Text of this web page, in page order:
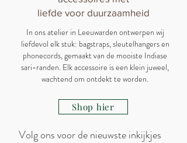
liefde voor duurzaamheid
In ons atelier in Leeuwarden ontwerpen wij
liefdevol elk stuk: bagstraps, sleutelhangers en
phonecords, gemaakt van de mooiste Indiase
sari-randen. Elk accessoire is een klein juweel,
wachtend om ontdekt te worden.
Shop hier
Volg ons voor de nieuwste inkijkjes